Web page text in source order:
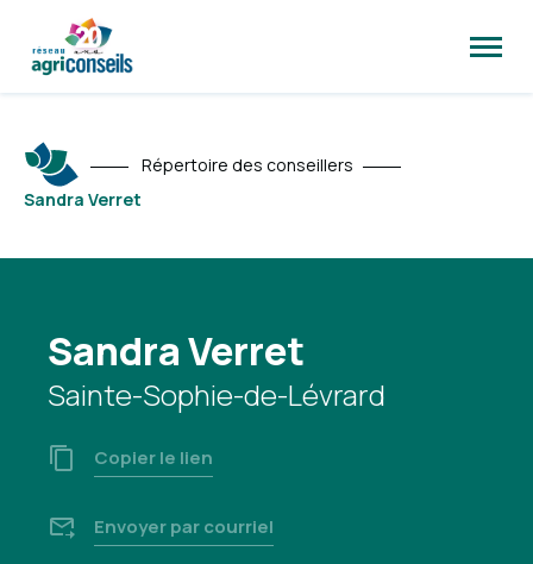
la
Répertoire des conseillers
Sandra Verret
Sandra Verret
Sainte-Sophie-de-Lévrard
Copier le lien
Envoyer par courriel